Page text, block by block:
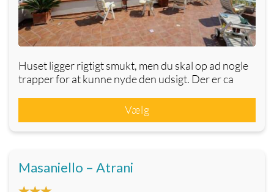
Huset ligger rigtigt smukt, men du skal op ad nogle
trapper for at kunne nyde den udsigt. Der er ca
Vælg
Masaniello – Atrani